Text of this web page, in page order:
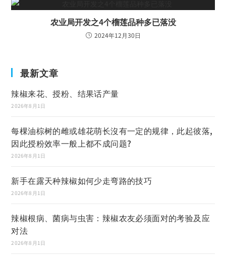
农业局开发之4个榴莲品种多已落没
2024年12月30日
最新文章
辣椒来花、授粉、结果话产量
2026年8月1日
每棵油棕树的雌或雄花萌长沒有一定的规律，此起彼落,
因此授粉效率一般上都不成问题?
2026年8月1日
新手在露天种辣椒如何少走弯路的技巧
2026年8月1日
辣椒根病、菌病与虫害：辣椒农友必须面对的考验及应
对法
2026年8月1日